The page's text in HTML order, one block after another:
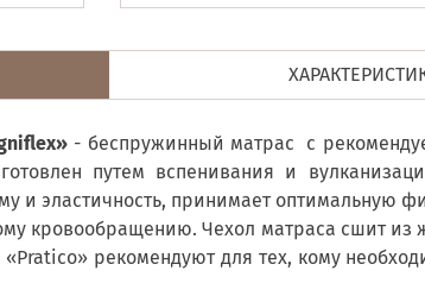
» - беспружинный матрас с
путем вспенивания и
и эластичность, принимает оптимальную
кровообращению. Чехол матраса сшит
рекомендуют для тех, кому